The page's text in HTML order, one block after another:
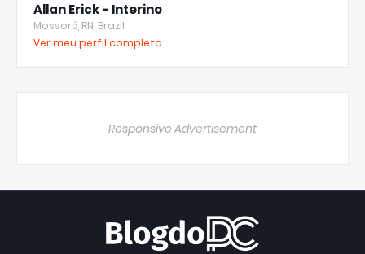
Allan Erick - Interino
Mossoró, RN, Brazil
Ver meu perfil completo
Responsive Advertisement